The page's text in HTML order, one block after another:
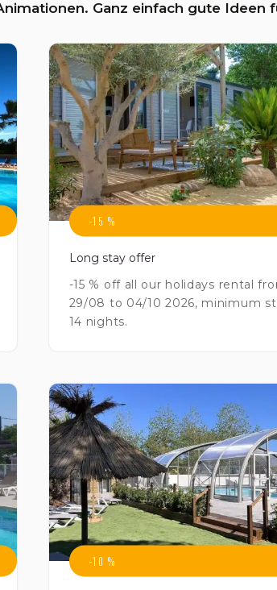
Ganz einfach gute
-15 %
Long stay offer
-15 % off all our holidays rental
29/08 to 04/10 2026, minimum
14 nights.
-10 %